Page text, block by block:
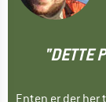
"DETTE
Enten er der her